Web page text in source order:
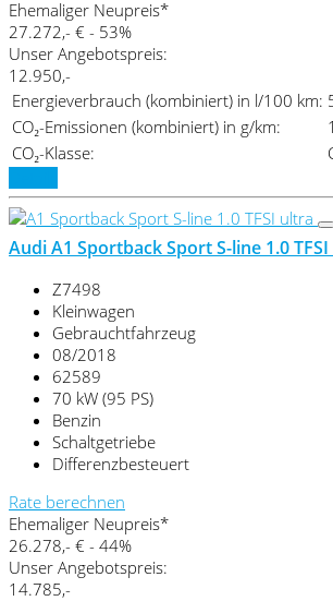
Ehemaliger Neupreis*
27.272,- € - 53%
Unser Angebotspreis:
12.950,-
Energieverbrauch (kombiniert) in l/100 km:
CO₂-Emissionen (kombiniert) in g/km:
CO₂-Klasse:
Audi A1 Sportback Sport S-line 1.0
Z7498
Kleinwagen
Gebrauchtfahrzeug
08/2018
62589
70 kW (95 PS)
Benzin
Schaltgetriebe
Differenzbesteuert
Rate berechnen
Ehemaliger Neupreis*
26.278,- € - 44%
Unser Angebotspreis:
14.785,-